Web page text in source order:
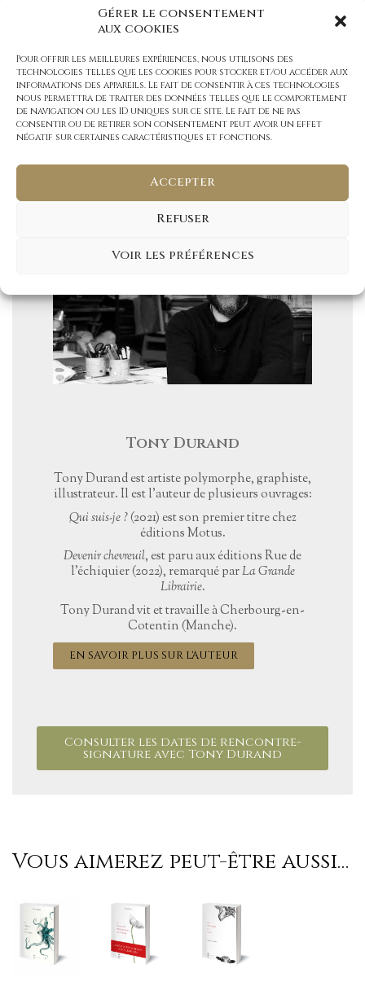
Gérer le consentement
aux cookies
Pour offrir les meilleures expériences, nous utilisons des
technologies telles que les cookies pour stocker et/ou accéder aux
informations des appareils. Le fait de consentir à ces technologies
nous permettra de traiter des données telles que le comportement
de navigation ou les ID uniques sur ce site. Le fait de ne pas
consentir ou de retirer son consentement peut avoir un effet
négatif sur certaines caractéristiques et fonctions.
Accepter
Refuser
Voir les préférences
un charme. Une joyeuse balade. Entre les branches et
Tony Durand signe ici un livre de prose dans la lignée
deDevenir chevreuil, un récit court paru précédemment
chez Rue de l’échiquier, dans la collection le Don des
nues.
Parcourir un extrait
Tony Durand
Tony Durand est artiste polymorphe, graphiste,
illustrateur. Il est l’auteur de plusieurs ouvrages:
Qui suis-je ?(2021) est son premier titre chez
éditions Motus.
Devenir chevreuil, est paru aux éditions Rue de
l’échiquier (2022), remarqué parLa Grande
Librairie.
Tony Durand vit et travaille à Cherbourg-en-
Cotentin (Manche).
EN SAVOIR PLUS SUR L'AUTEUR
Consulter les dates de rencontre-
signature avec Tony Durand
Vous aimerez peut-être aussi…